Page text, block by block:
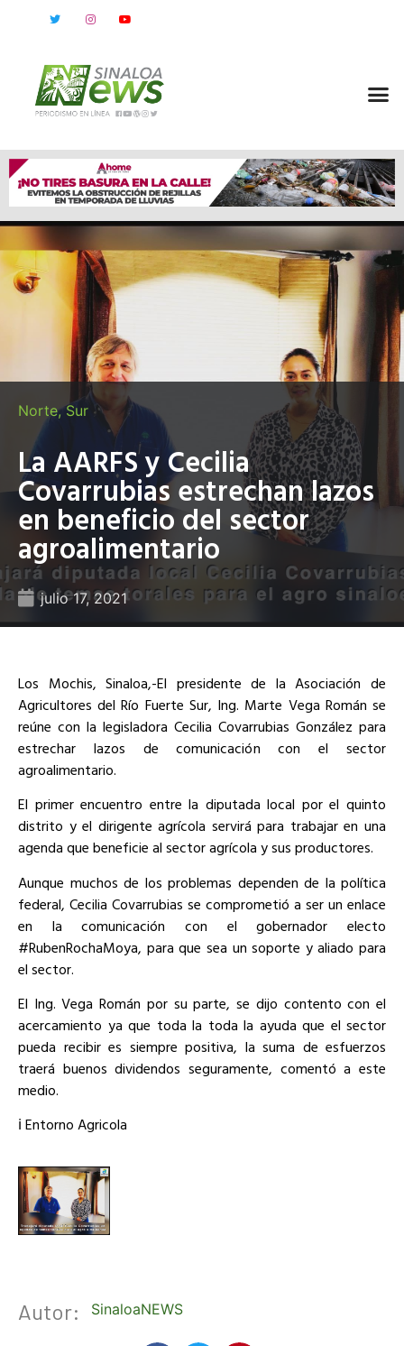
Norte,Sur
La AARFS y Cecilia
Covarrubias estrechan lazos
en beneficio del sector
agroalimentario
julio 17, 2021
Los Mochis, Sinaloa,-El presidente de la Asociación de
Agricultores del Río Fuerte Sur, Ing. Marte Vega Román se
reúne con la legisladora Cecilia Covarrubias González para
estrechar lazos de comunicación con el sector
agroalimentario.
El primer encuentro entre la diputada local por el quinto
distrito y el dirigente agrícola servirá para trabajar en una
agenda que beneficie al sector agrícola y sus productores.
Aunque muchos de los problemas dependen de la política
federal, Cecilia Covarrubias se comprometió a ser un enlace
en la comunicación con el gobernador electo
#RubenRochaMoya, para que sea un soporte y aliado para
el sector.
El Ing. Vega Román por su parte, se dijo contento con el
acercamiento ya que toda la toda la ayuda que el sector
pueda recibir es siempre positiva, la suma de esfuerzos
traerá buenos dividendos seguramente, comentó a este
medio.
ℹ️ Entorno Agricola
Autor: SinaloaNEWS